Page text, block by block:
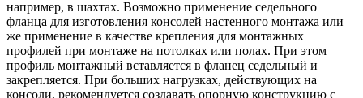
например, в шахтах. Возможно применение седельного
фланца для изготовления консолей настенного монтажа или
же применение в качестве крепления для монтажных
профилей при монтаже на потолках или полах. При этом
профиль монтажный вставляется в фланец седельный и
закрепляется. При больших нагрузках, действующих на
консоли, рекомендуется создавать опорную конструкцию с